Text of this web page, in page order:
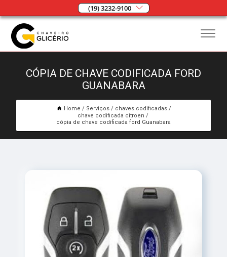
(19) 3232-9100
CÓPIA DE CHAVE CODIFICADA FORD
GUANABARA
Home Serviços
chaves codificadas
chave codificada citroen
cópia de chave codificada ford Guanabara